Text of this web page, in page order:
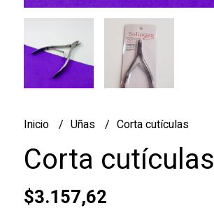
Inicio Uñas Corta cutículas
Corta cutículas
$3.157,62